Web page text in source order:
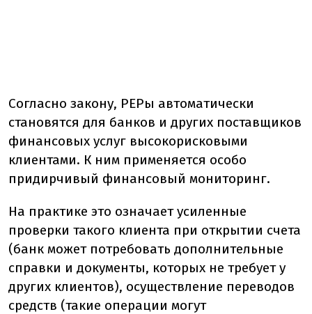
Согласно закону, PEPы автоматически
становятся для банков и других поставщиков
финансовых услуг высокорисковыми
клиентами. К ним применяется особо
придирчивый финансовый мониторинг.
На практике это означает усиленные
проверки такого клиента при открытии счета
(банк может потребовать дополнительные
справки и документы, которых не требует у
других клиентов), осуществление переводов
средств (такие операции могут